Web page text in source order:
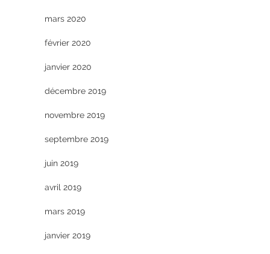
mars 2020
février 2020
janvier 2020
décembre 2019
novembre 2019
septembre 2019
juin 2019
avril 2019
mars 2019
janvier 2019